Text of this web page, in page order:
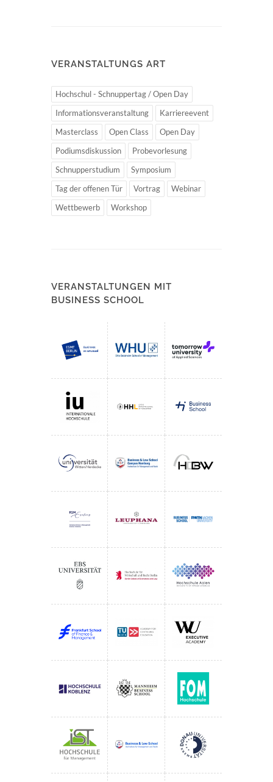
VERANSTALTUNGS ART
Hochschul - Schnuppertag / Open Day
Informationsveranstaltung
Karriereevent
Masterclass
Open Class
Open Day
Podiumsdiskussion
Probevorlesung
Schnupperstudium
Symposium
Tag der offenen Tür
Vortrag
Webinar
Wettbewerb
Workshop
VERANSTALTUNGEN MIT
BUSINESS SCHOOL